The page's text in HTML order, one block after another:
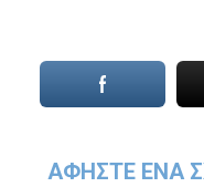
ΑΦΉΣΤΕ ΈΝΑ